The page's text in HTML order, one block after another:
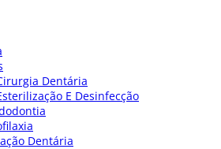
Dentária
E Desinfecção
Dentária